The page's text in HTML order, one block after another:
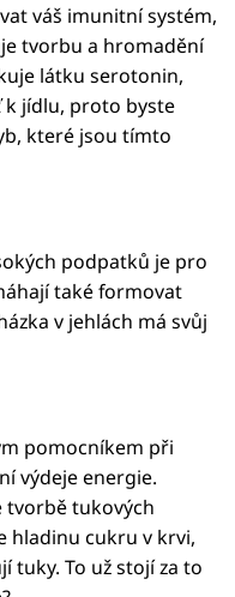
váš imunitní systém,
tvorbu a hromadění
látku serotonin,
jídlu, proto byste
které jsou tímto
podpatků je pro
také formovat
v jehlách má svůj
pomocníkem při
výdeje energie.
tvorbě tukových
hladinu cukru v krvi,
tuky. To už stojí za to